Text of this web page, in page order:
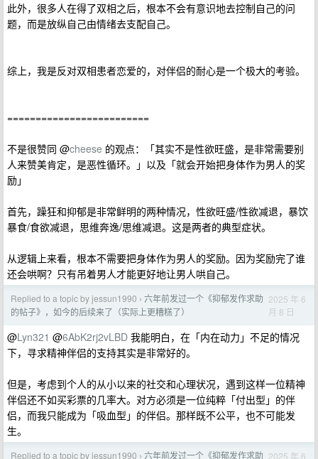
此外，很多人在得了双相之后，根本不会有意识地去控制自己的问
题，而是放纵自己由情绪去支配自己。
综上，我是反对双相患者恋爱的，对伴侣的耐心是一个极大的考验。
=========================
不是很赞同 @cheese 的观点：「其实不是性欲旺盛，是非常需要别
人来赞美肯定，是恶性循环。」以及「就会开始把身体作为男人的奖
励」
首先，躁狂和抑郁是非常鲜明的两种情况，性欲旺盛/性欲减退，暴饮
暴食/食欲减退，思维奔逸/思维减退。这是两者的典型症状。
从逻辑上来看，根本不需要把身体作为男人的奖励。因为奖励完了谁
还会哄啊？只有吊着男人才能更好地让男人哄自己。
Replied to a topic by jessun1990 › 六年前发过一个《抑郁发作求助
的帖子》，如今的后续来了（实际上更糟糕了）
2025 年 6
月 8 日
@Lyn321 @6AbK2rj2vLBD 我能明白，在「内在动力」不足的情况
下，寻求精神伴侣的支持其实是非常好的。
但是，考虑到个人的从小以来的社交和心理状况，遇到这样一位精神
伴侣还不如买彩票的几率大。对方必须是一位纯粹「付出型」的伴
侣，而我只能成为「吸血型」的伴侣。那样既不公平，也不可能发
生。
Replied to a topic by jessun1990 › 六年前发过一个《抑郁发作求助 2025 年 6